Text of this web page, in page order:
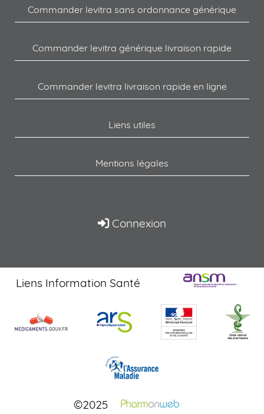
Commander levitra sans ordonnance générique
Commander levitra générique livraison rapide
Commander levitra livraison rapide en ligne
Liens utiles
Mentions légales
Connexion
Liens Information Santé
©2025